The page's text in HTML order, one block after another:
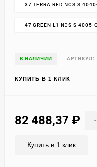
37 TERRA RED NCS S
47 GREEN L1 NCS S 4005-
В НАЛИЧИИ АРТИКУЛ:
КУПИТЬ В 1 КЛИК
82 488,37 ₽ -
Купить в 1 клик